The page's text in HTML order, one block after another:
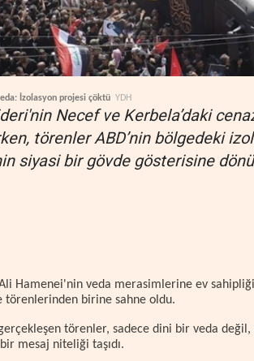
İzolasyon projesi çöktü YDH
Necef ve Kerbela’daki
törenler ABD’nin bölgedeki
siyasi bir gövde gösterisine
Hamenei'nin veda merasimlerine ev
törenlerinden birine sahne oldu.
törenler, sadece dini bir veda
mesaj niteliği taşıdı.